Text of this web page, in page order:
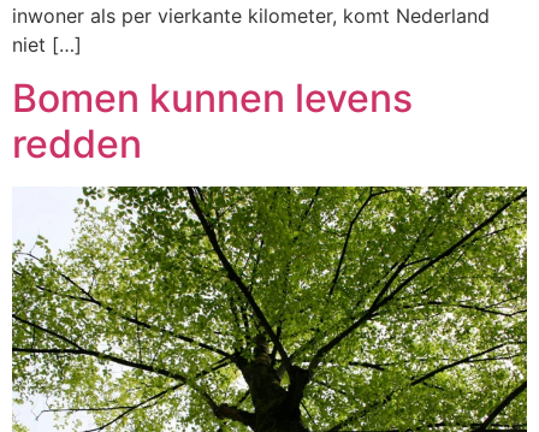
inwoner als per vierkante kilometer, komt Nederland
niet […]
Bomen kunnen levens
redden